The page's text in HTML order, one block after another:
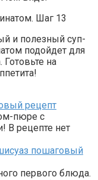
и полезный суп-
подойдет для
Готовьте на
рецепт
пюре с
В рецепте нет
пошаговый
первого блюда.